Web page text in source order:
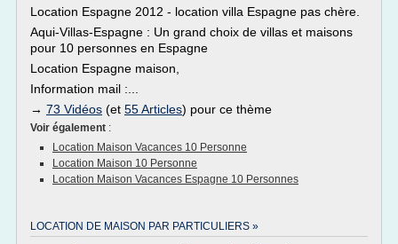
Location Espagne 2012 - location villa Espagne pas chère.
Aqui-Villas-Espagne : Un grand choix de villas et maisons
pour 10 personnes en Espagne
Location Espagne maison,
Information mail :...
→ 73 Vidéos (et 55 Articles) pour ce thème
Voir également :
Location Maison Vacances 10 Personne
Location Maison 10 Personne
Location Maison Vacances Espagne 10 Personnes
LOCATION DE MAISON PAR PARTICULIERS »